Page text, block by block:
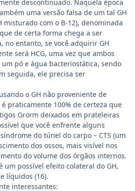
descontinuado. Naquela época
uma versão falsa de um tal GH
misturado com o B-12), denominada
de certa forma chega a ser
no entanto, se você adquirir GH
será HCG, uma vez que ambos
pó e água bacteriostática, sendo
seguida, ele precisa ser
o GH não proveniente de
praticamente 100% de certeza que
Grorm deixados em prateleiras
que você enfrente alguns
do túnel do carpo – CTS (um
dos ossos, mais visível nos
do volume dos órgãos internos.
um possível efeito colateral do GH,
líquidos (16).
interessantes: